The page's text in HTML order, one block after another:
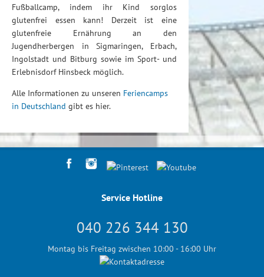
Fußballcamp, indem ihr Kind sorglos
glutenfrei essen kann! Derzeit ist eine
glutenfreie Ernährung an den
Jugendherbergen in Sigmaringen, Erbach,
Ingolstadt und Bitburg sowie im Sport- und
Erlebnisdorf Hinsbeck möglich.
Alle Informationen zu unseren Feriencamps
in Deutschland gibt es hier.
Service Hotline
040 226 344 130
Montag bis Freitag zwischen 10:00 - 16:00 Uhr